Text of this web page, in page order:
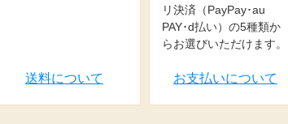
送料について
リ決済（PayPay･au
PAY･d払い）の5種類か
らお選びいただけます。
お支払いについて